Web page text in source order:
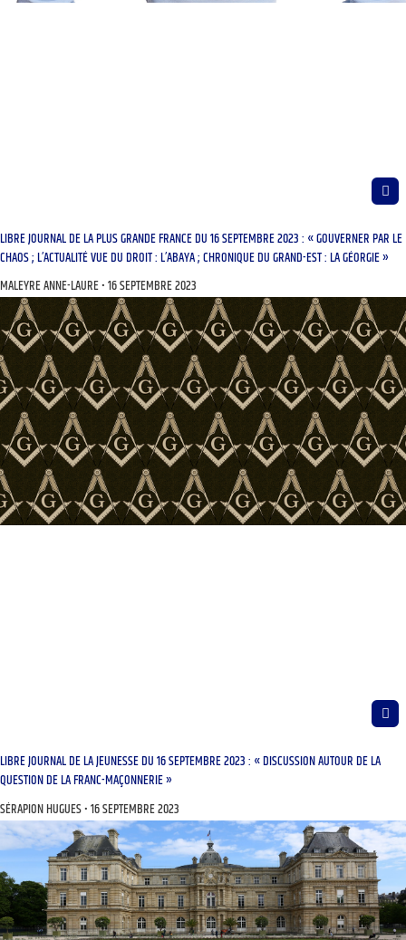
LIBRE JOURNAL DE LA PLUS GRANDE FRANCE DU 16 SEPTEMBRE 2023 : « GOUVERNER PAR LE
CHAOS ; L’ACTUALITÉ VUE DU DROIT : L’ABAYA ; CHRONIQUE DU GRAND-EST : LA GÉORGIE »
MALEYRE ANNE-LAURE 16 SEPTEMBRE 2023
LIBRE JOURNAL DE LA JEUNESSE DU 16 SEPTEMBRE 2023 : « DISCUSSION AUTOUR DE LA
QUESTION DE LA FRANC-MAÇONNERIE »
SÉRAPION HUGUES 16 SEPTEMBRE 2023